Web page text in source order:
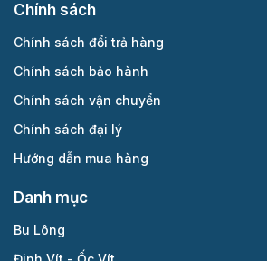
Chính sách
Chính sách đổi trả hàng
Chính sách bảo hành
Chính sách vận chuyển
Chính sách đại lý
Hướng dẫn mua hàng
Danh mục
Bu Lông